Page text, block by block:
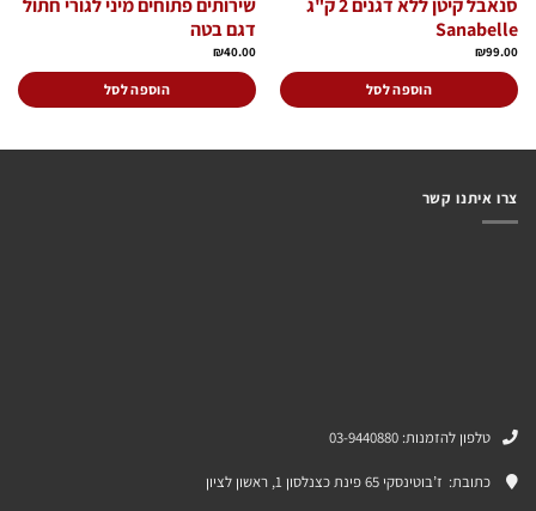
סנאבל קיטן ללא דגנים 2 ק"ג
Sanabelle
₪99.00
הוספה לסל
שירותים פתוחים מיני לגורי חתול
דגם בטה
₪40.00
הוספה לסל
צרו איתנו קשר
טלפון להזמנות: 03-9440880
כתובת: ז’בוטינסקי 65 פינת כצנלסון 1, ראשון לציון